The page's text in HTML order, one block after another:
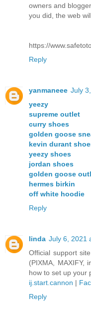
owners and
you did, the web
https://
Reply
yanmaneee July
yeezy
supreme outlet
curry shoes
golden goose
kevin durant
yeezy shoes
jordan shoes
golden goose
hermes birkin
off white hoodie
Reply
linda July 6, 2021
Official support
(PIXMA, MAXIFY,
how to set up your
ij.start.cannon |
Reply